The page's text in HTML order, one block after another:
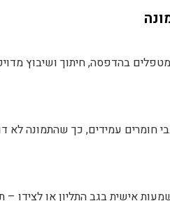
בהדפסה, חיתוך ושיבוץ
חומרים עמידים, כך שהתמונה
אישית בגב התליון או לצידו –